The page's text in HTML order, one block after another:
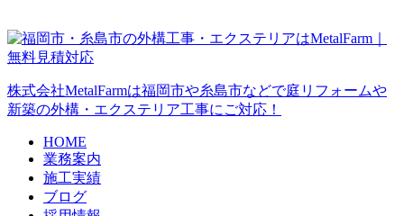
株式会社MetalFarmは福岡市や糸島市などで庭リフォームや
新築の外構・エクステリア工事にご対応！
HOME
業務案内
施工実績
ブログ